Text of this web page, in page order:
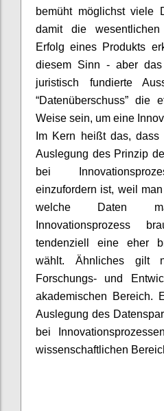
bemüht möglichst viele
damit die
Erfolg eines Produkts
diesem Sinn - aber
juristisch fundierte
“Datenüberschuss” die
Weise sein, um eine
Im Kern heißt das,
Auslegung des Prinzip
bei
einzufordern ist, weil
welche Daten
Innovationsprozess
tendenziell eine eher
wählt. Ähnliches gilt
Forschungs- und
akademischen Bereich.
Auslegung des
bei
wissenschaftlichen